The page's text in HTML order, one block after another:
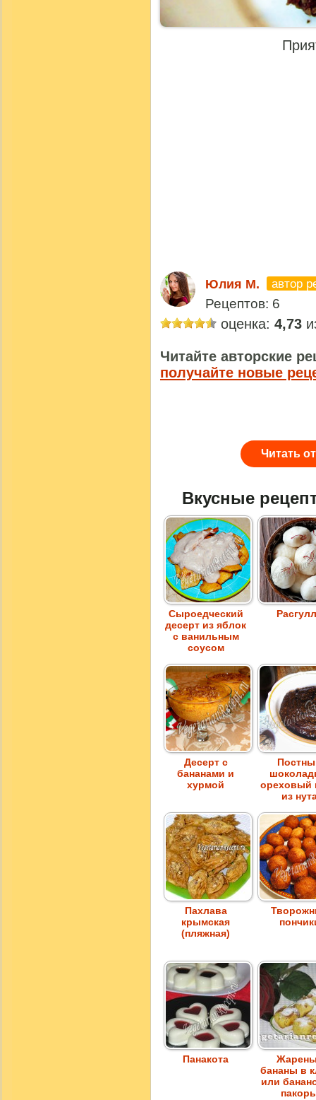
Юлия M. автор
Рецептов: 6
оценка: 4,73
Читайте авторские
получайте новые
Читать
Вкусные
Сыроедческий
десерт из яблок
с ванильным
соусом
Десерт с
бананами и
хурмой
ореховый
из
Пахлава
крымская
(пляжная)
Панакота
бананы в
или